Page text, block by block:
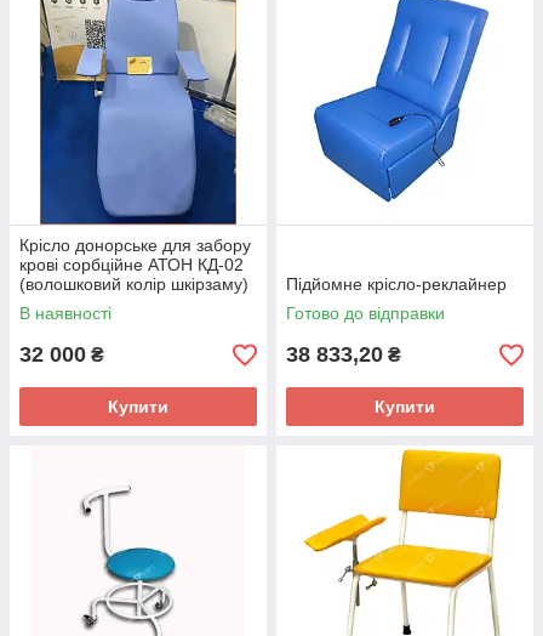
Крісло донорське для забору
крові сорбційне АТОН КД-02
(волошковий колір шкірзаму)
В наявності
32 000 ₴
Купити
Підйомне крісло-реклайнер
Готово до відправки
38 833,20 ₴
Купити